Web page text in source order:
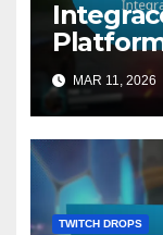
MAR 11, 2026
TWITCH DROPS